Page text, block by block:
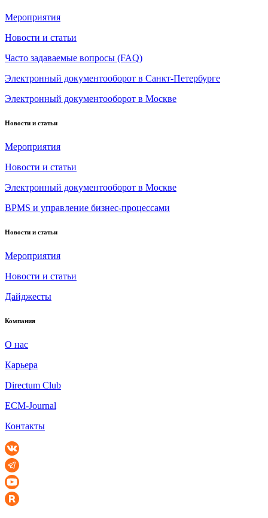
Мероприятия
Новости и статьи
Часто задаваемые вопросы (FAQ)
Электронный документооборот в Санкт-Петербурге
Электронный документооборот в Москве
Новости и статьи
Мероприятия
Новости и статьи
Электронный документооборот в Москве
BPMS и управление бизнес-процессами
Новости и статьи
Мероприятия
Новости и статьи
Дайджесты
Компания
О нас
Карьера
Directum Club
ECM-Journal
Контакты